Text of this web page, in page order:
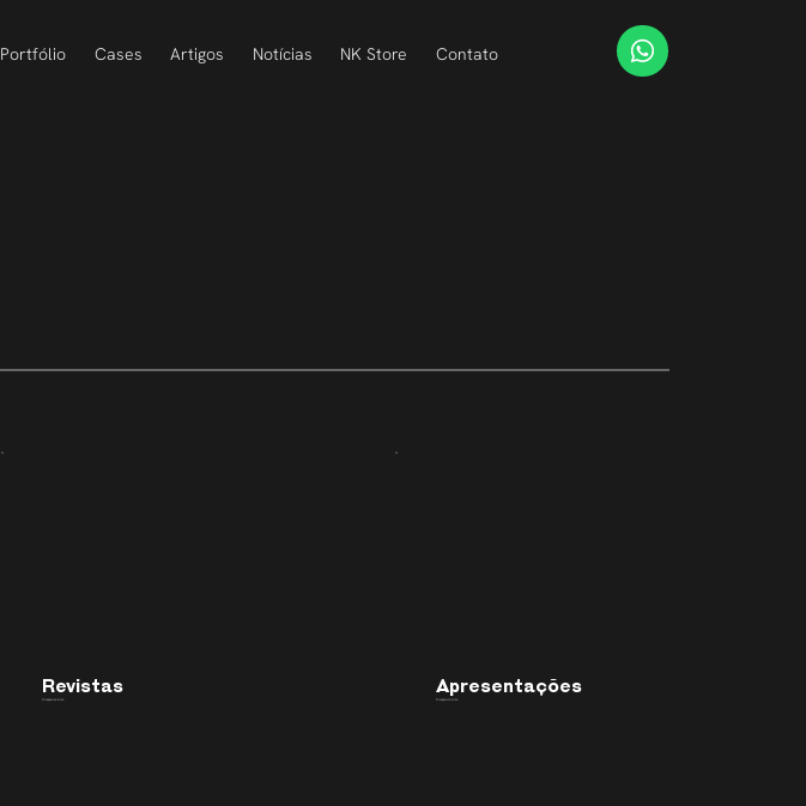
Portfólio Cases Artigos Notícias NK Store Contato
Revistas
Direção de Arte
Apresentações
Direção de Arte